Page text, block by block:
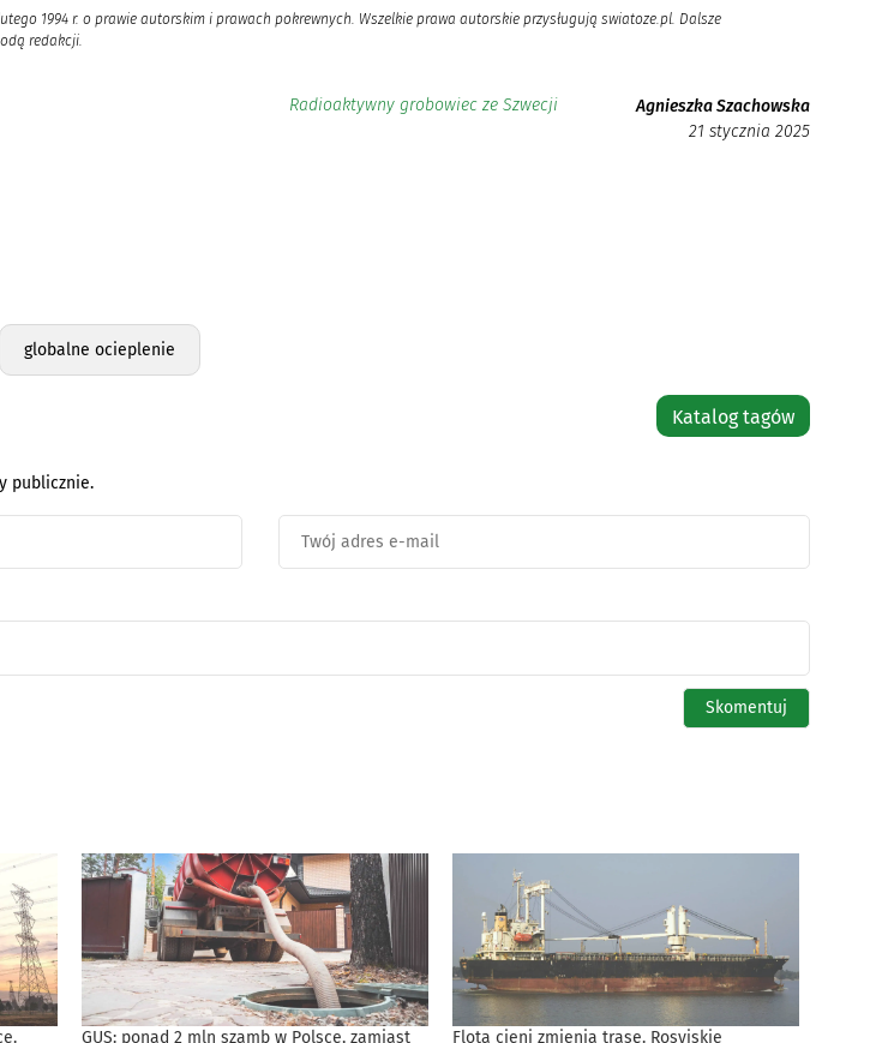
1994 r. o prawie autorskim i prawach pokrewnych. Wszelkie prawa autorskie przysługują swiatoze.pl. Dalsze
redakcji.
Radioaktywny grobowiec ze Szwecji
Agnieszka Szachowska
21 stycznia 2025
globalne ocieplenie
Katalog tagów
publicznie.
GUS: ponad 2 mln szamb w Polsce, zamiast Flota cieni zmienia trasę. Rosyjskie